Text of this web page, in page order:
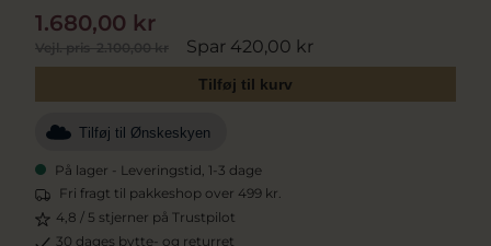
Vejl. pris2.100,00 kr Spar 420,00 kr
1.680,00 kr
Tilføj til kurv
Tilføj til Ønskeskyen
På lager - Leveringstid, 1-3 dage
Fri fragt til pakkeshop over 499 kr.
4,8 / 5 stjerner på Trustpilot
30 dages bytte- og returret